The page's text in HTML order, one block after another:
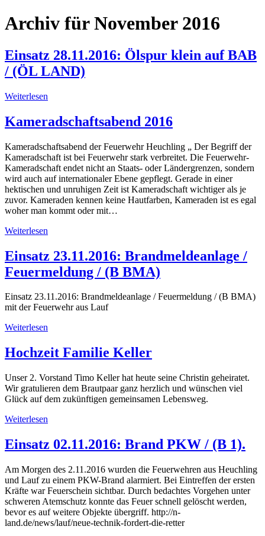
Archiv für November 2016
Einsatz 28.11.2016: Ölspur klein auf BAB
/ (ÖL LAND)
Weiterlesen
Kameradschaftsabend 2016
Kameradschaftsabend der Feuerwehr Heuchling „ Der Begriff der
Kameradschaft ist bei Feuerwehr stark verbreitet. Die Feuerwehr-
Kameradschaft endet nicht an Staats- oder Ländergrenzen, sondern
wird auch auf internationaler Ebene gepflegt. Gerade in einer
hektischen und unruhigen Zeit ist Kameradschaft wichtiger als je
zuvor. Kameraden kennen keine Hautfarben, Kameraden ist es egal
woher man kommt oder mit…
Weiterlesen
Einsatz 23.11.2016: Brandmeldeanlage /
Feuermeldung / (B BMA)
Einsatz 23.11.2016: Brandmeldeanlage / Feuermeldung / (B BMA)
mit der Feuerwehr aus Lauf
Weiterlesen
Hochzeit Familie Keller
Unser 2. Vorstand Timo Keller hat heute seine Christin geheiratet.
Wir gratulieren dem Brautpaar ganz herzlich und wünschen viel
Glück auf dem zukünftigen gemeinsamen Lebensweg.
Weiterlesen
Einsatz 02.11.2016: Brand PKW / (B 1).
Am Morgen des 2.11.2016 wurden die Feuerwehren aus Heuchling
und Lauf zu einem PKW-Brand alarmiert. Bei Eintreffen der ersten
Kräfte war Feuerschein sichtbar. Durch bedachtes Vorgehen unter
schweren Atemschutz konnte das Feuer schnell gelöscht werden,
bevor es auf weitere Objekte übergriff. http://n-
land.de/news/lauf/neue-technik-fordert-die-retter